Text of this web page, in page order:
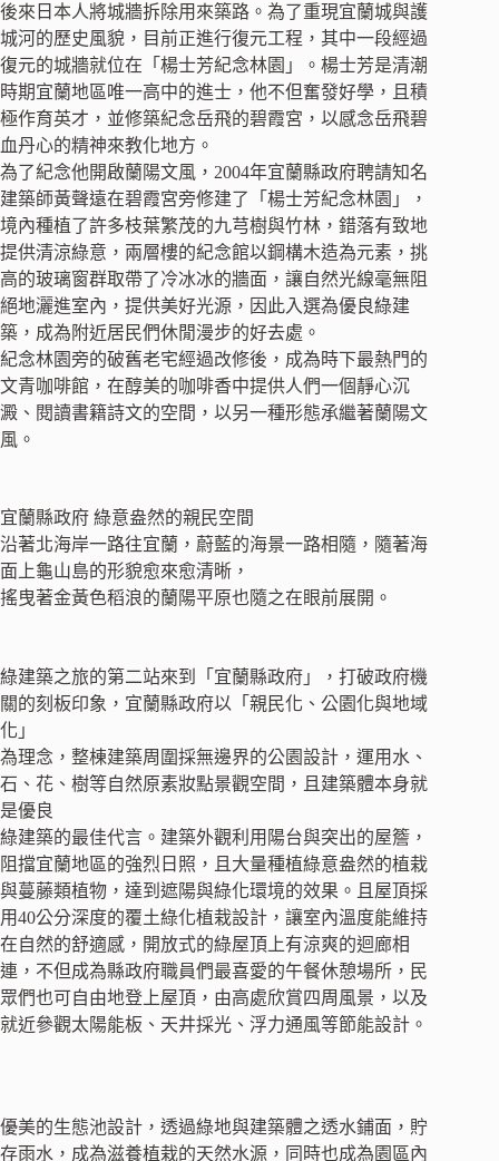
後來日本人將城牆拆除用來築路。為了重現宜蘭城與護
城河的歷史風貌，目前正進行復元工程，其中一段經過
復元的城牆就位在「楊士芳紀念林園」。楊士芳是清潮
時期宜蘭地區唯一高中的進士，他不但奮發好學，且積
極作育英才，並修築紀念岳飛的碧霞宮，以感念岳飛碧
血丹心的精神來教化地方。
為了紀念他開啟蘭陽文風，2004年宜蘭縣政府聘請知名
建築師黃聲遠在碧霞宮旁修建了「楊士芳紀念林園」，
境內種植了許多枝葉繁茂的九芎樹與竹林，錯落有致地
提供清涼綠意，兩層樓的紀念館以鋼構木造為元素，挑
高的玻璃窗群取帶了冷冰冰的牆面，讓自然光線毫無阻
絕地灑進室內，提供美好光源，因此入選為優良綠建
築，成為附近居民們休閒漫步的好去處。
紀念林園旁的破舊老宅經過改修後，成為時下最熱門的
文青咖啡館，在醇美的咖啡香中提供人們一個靜心沉
澱、閱讀書籍詩文的空間，以另一種形態承繼著蘭陽文
風。
宜蘭縣政府 綠意盎然的親民空間
沿著北海岸一路往宜蘭，蔚藍的海景一路相隨，隨著海
面上龜山島的形貌愈來愈清晰，
搖曳著金黃色稻浪的蘭陽平原也隨之在眼前展開。
綠建築之旅的第二站來到「宜蘭縣政府」，打破政府機
關的刻板印象，宜蘭縣政府以「親民化、公園化與地域
化」
為理念，整棟建築周圍採無邊界的公園設計，運用水、
石、花、樹等自然原素妝點景觀空間，且建築體本身就
是優良
綠建築的最佳代言。建築外觀利用陽台與突出的屋簷，
阻擋宜蘭地區的強烈日照，且大量種植綠意盎然的植栽
與蔓藤類植物，達到遮陽與綠化環境的效果。且屋頂採
用40公分深度的覆土綠化植栽設計，讓室內溫度能維持
在自然的舒適感，開放式的綠屋頂上有涼爽的迴廊相
連，不但成為縣政府職員們最喜愛的午餐休憩場所，民
眾們也可自由地登上屋頂，由高處欣賞四周風景，以及
就近參觀太陽能板、天井採光、浮力通風等節能設計。
優美的生態池設計，透過綠地與建築體之透水鋪面，貯
存雨水，成為滋養植栽的天然水源，同時也成為園區內